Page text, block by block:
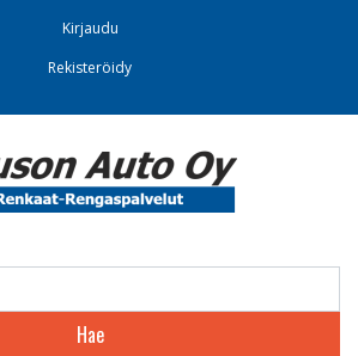
Kirjaudu
Rekisteröidy
Hae